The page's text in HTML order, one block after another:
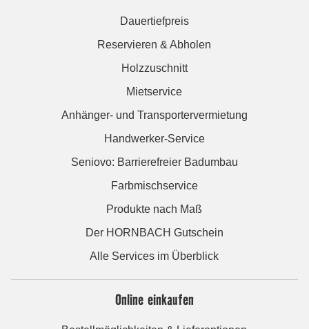
Dauertiefpreis
Reservieren & Abholen
Holzzuschnitt
Mietservice
Anhänger- und Transportervermietung
Handwerker-Service
Seniovo: Barrierefreier Badumbau
Farbmischservice
Produkte nach Maß
Der HORNBACH Gutschein
Alle Services im Überblick
Online einkaufen